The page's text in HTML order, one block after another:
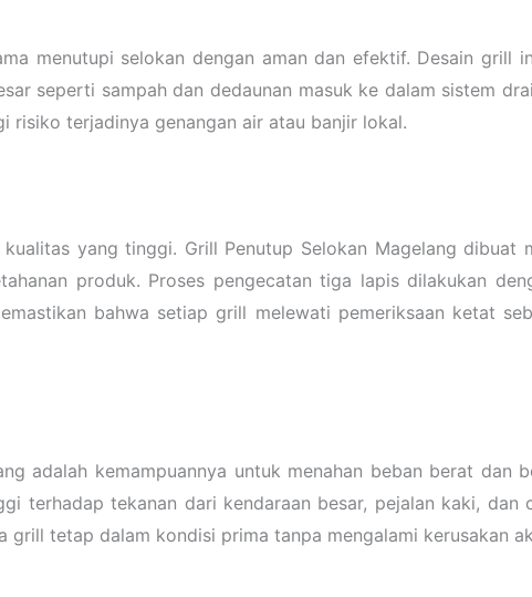
menutupi selokan dengan aman dan efektif. Desain grill
seperti sampah dan dedaunan masuk ke dalam sistem
risiko terjadinya genangan air atau banjir lokal.
yang tinggi. Grill Penutup Selokan Magelang dibuat
produk. Proses pengecatan tiga lapis dilakukan
bahwa setiap grill melewati pemeriksaan ketat
adalah kemampuannya untuk menahan beban berat dan
terhadap tekanan dari kendaraan besar, pejalan kaki, dan
grill tetap dalam kondisi prima tanpa mengalami kerusakan